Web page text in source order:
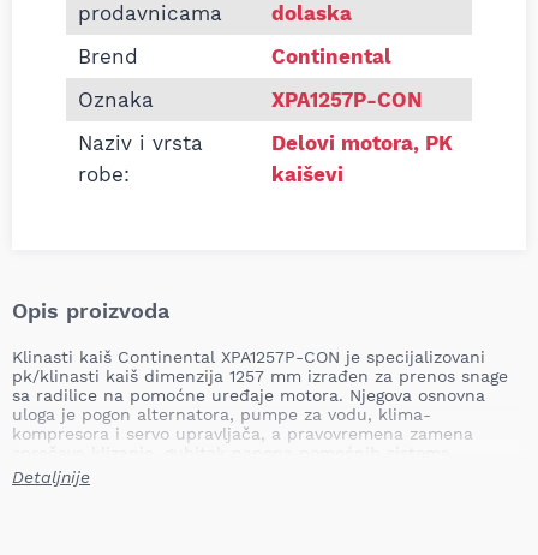
prodavnicama
dolaska
Brend
Continental
Oznaka
XPA1257P-CON
Naziv i vrsta
robe:
Delovi motora, PK
kaiševi
Opis proizvoda
Klinasti kaiš Continental XPA1257P-CON je specijalizovani
pk/klinasti kaiš dimenzija 1257 mm izrađen za prenos snage
sa radilice na pomoćne uređaje motora. Njegova osnovna
uloga je pogon alternatora, pumpe za vodu, klima-
kompresora i servo upravljača, a pravovremena zamena
pregrevanje motora i moguće oštećenje pogonskih
komponenti usled pucanja ili jakog habanja.
Detaljnije